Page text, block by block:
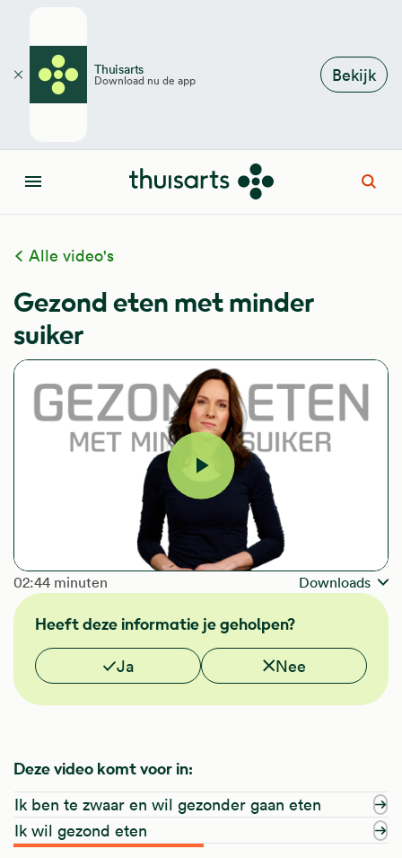
Thuisarts
Download nu de app Bekijk
Sluiten
Menu
Alle video's
Gezond eten met minder
suiker
Video
afspelen
The length of the video is
02:44 minuten Downloads
Heeft deze informatie je geholpen?
Vond je deze informatie nuttig?
Ja Nee
Deze video komt voor in:
Ik ben te zwaar en wil gezonder gaan eten
Ik wil gezond eten